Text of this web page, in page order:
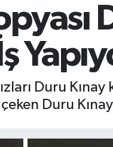
Duru
Duru